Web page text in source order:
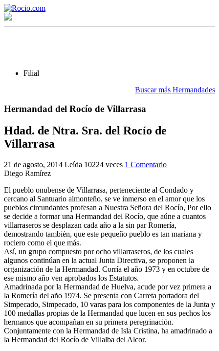
Filial
Buscar más Hermandades
Hermandad del Rocío de Villarrasa
Hdad. de Ntra. Sra. del Rocío de
Villarrasa
21 de agosto, 2014 Leída 10224 veces 1 Comentario
Diego Ramírez
El pueblo onubense de Villarrasa, perteneciente al Condado y
cercano al Santuario almonteño, se ve inmerso en el amor que los
pueblos circundantes profesan a Nuestra Señora del Rocío, Por ello
se decide a formar una Hermandad del Rocío, que aúne a cuantos
villarraseros se desplazan cada año a la sin par Romería,
demostrando también, que este pequeño pueblo es tan mariana y
rociero como el que más.
Así, un grupo compuesto por ocho villarraseros, de los cuales
algunos continúan en la actual Junta Directiva, se proponen la
organización de la Hermandad. Corría el año 1973 y en octubre de
ese mismo año ven aprobados los Estatutos.
Amadrinada por la Hermandad de Huelva, acude por vez primera a
la Romería del año 1974. Se presenta con Carreta portadora del
Simpecado, Simpecado, 10 varas para los componentes de la Junta y
100 medallas propias de la Hermandad que lucen en sus pechos los
hermanos que acompañan en su primera peregrinación.
Conjuntamente con la Hermandad de Isla Cristina, ha amadrinado a
la Hermandad del Rocío de Villalba del Alcor.
¡Bienvenido! Soy el asistente virtual de rocio.com.
¿Cuándo es la romería del Rocío?
¿Cuántas hermandades participan en la romería?
¿Cuándo se construyó la primera ermita?
El traslado cada siete años
¿Cuales son los actos principales que se celebran en el
Rocío?
Quiero hacer el camino,¿que tengo que hacer?
En el Rocío, ¿dónde me alojo?